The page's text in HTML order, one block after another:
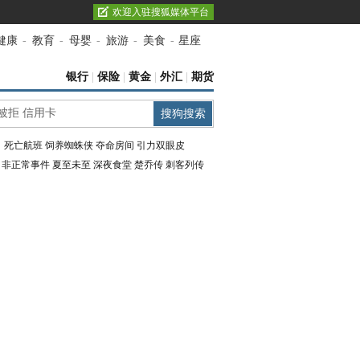
欢迎入驻搜狐媒体平台
康 - 教育 - 母婴 - 旅游 - 美食 - 星座
银行| 保险 黄金 外汇 期货
死亡航班 饲养蜘蛛侠 夺命房间 引力双眼皮
非正常事件 夏至未至 深夜食堂 楚乔传 刺客列传